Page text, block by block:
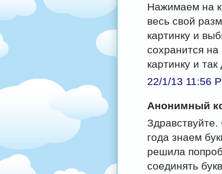
Нажимаем на
весь свой
картинку и
сохранится
картинку и
22/1/13 11:56
Анонимный
года знаем
решила
соединять